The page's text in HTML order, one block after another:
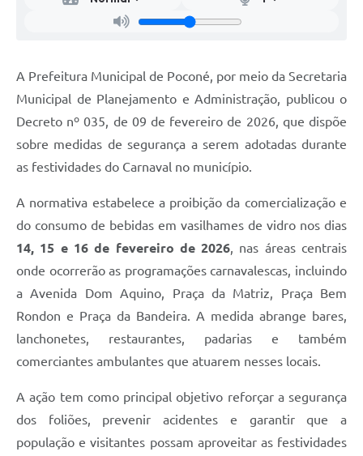
A Prefeitura Municipal de Poconé, por meio da Secretaria
Municipal de Planejamento e Administração, publicou o
Decreto nº 035, de 09 de fevereiro de 2026, que dispõe
sobre medidas de segurança a serem adotadas durante
as festividades do Carnaval no município.
A normativa estabelece a proibição da comercialização e
do consumo de bebidas em vasilhames de vidro nos dias
14, 15 e 16 de fevereiro de 2026, nas áreas centrais
onde ocorrerão as programações carnavalescas, incluindo
a Avenida Dom Aquino, Praça da Matriz, Praça Bem
Rondon e Praça da Bandeira. A medida abrange bares,
lanchonetes, restaurantes, padarias e também
comerciantes ambulantes que atuarem nesses locais.
A ação tem como principal objetivo reforçar a segurança
dos foliões, prevenir acidentes e garantir que a
população e visitantes possam aproveitar as festividades